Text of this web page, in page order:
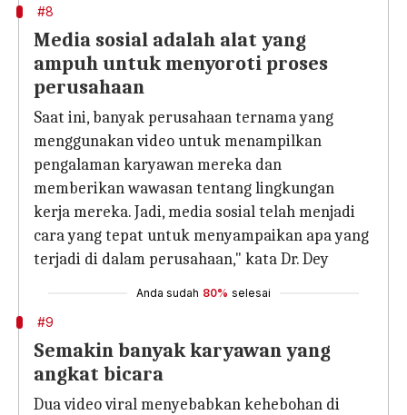
#8
Media sosial adalah alat yang
ampuh untuk menyoroti proses
perusahaan
Saat ini, banyak perusahaan ternama yang
menggunakan video untuk menampilkan
pengalaman karyawan mereka dan
memberikan wawasan tentang lingkungan
kerja mereka. Jadi, media sosial telah menjadi
cara yang tepat untuk menyampaikan apa yang
terjadi di dalam perusahaan," kata Dr. Dey
Anda sudah 80% selesai
#9
Semakin banyak karyawan yang
angkat bicara
Dua video viral menyebabkan kehebohan di